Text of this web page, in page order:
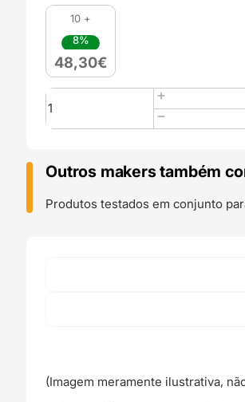
10 +
8%
48,30€
Quantidade
de
Easy
2.5kg
-
Outros makers também
Produtos testados em conjunto
(Imagem meramente ilustrativa,